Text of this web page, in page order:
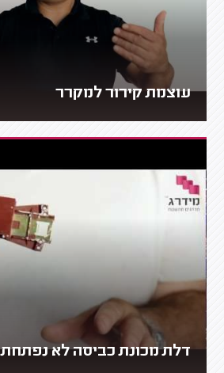
עוצמת קירור למקרר
דלת מכונת כביסה לא